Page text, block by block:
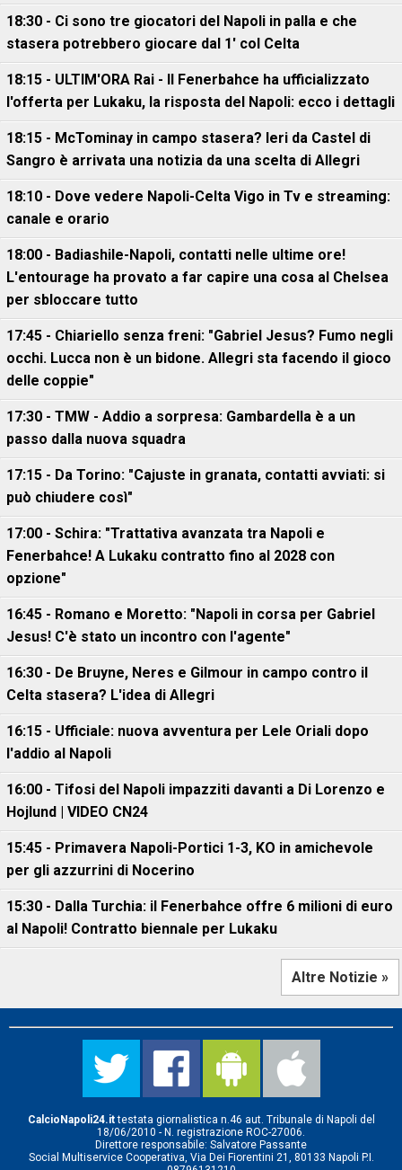
18:30 - Ci sono tre giocatori del Napoli in palla e che
stasera potrebbero giocare dal 1' col Celta
18:15 - ULTIM'ORA Rai - Il Fenerbahce ha ufficializzato
l'offerta per Lukaku, la risposta del Napoli: ecco i dettagli
18:15 - McTominay in campo stasera? Ieri da Castel di
Sangro è arrivata una notizia da una scelta di Allegri
18:10 - Dove vedere Napoli-Celta Vigo in Tv e streaming:
canale e orario
18:00 - Badiashile-Napoli, contatti nelle ultime ore!
L'entourage ha provato a far capire una cosa al Chelsea
per sbloccare tutto
17:45 - Chiariello senza freni: "Gabriel Jesus? Fumo negli
occhi. Lucca non è un bidone. Allegri sta facendo il gioco
delle coppie"
17:30 - TMW - Addio a sorpresa: Gambardella è a un
passo dalla nuova squadra
17:15 - Da Torino: "Cajuste in granata, contatti avviati: si
può chiudere così"
17:00 - Schira: "Trattativa avanzata tra Napoli e
Fenerbahce! A Lukaku contratto fino al 2028 con
opzione"
16:45 - Romano e Moretto: "Napoli in corsa per Gabriel
Jesus! C'è stato un incontro con l'agente"
16:30 - De Bruyne, Neres e Gilmour in campo contro il
Celta stasera? L'idea di Allegri
16:15 - Ufficiale: nuova avventura per Lele Oriali dopo
l'addio al Napoli
16:00 - Tifosi del Napoli impazziti davanti a Di Lorenzo e
Hojlund | VIDEO CN24
15:45 - Primavera Napoli-Portici 1-3, KO in amichevole
per gli azzurrini di Nocerino
15:30 - Dalla Turchia: il Fenerbahce offre 6 milioni di euro
al Napoli! Contratto biennale per Lukaku
Altre Notizie »
CalcioNapoli24.ittestata giornalistica n.46 aut. Tribunale di Napoli del
18/06/2010 - N. registrazione ROC-27006.
Direttore responsabile: Salvatore Passante
Social Multiservice Cooperativa, Via Dei Fiorentini 21, 80133 Napoli P.I.